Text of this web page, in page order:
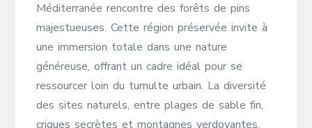
Méditerranée rencontre des forêts de pins
majestueuses. Cette région préservée invite à
une immersion totale dans une nature
généreuse, offrant un cadre idéal pour se
ressourcer loin du tumulte urbain. La diversité
des sites naturels, entre plages de sable fin,
criques secrètes et montagnes verdoyantes,